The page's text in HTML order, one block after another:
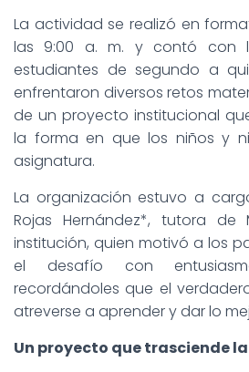
La actividad se realizó en
las 9:00 a. m. y contó con
estudiantes de segundo a
enfrentaron diversos retos
de un proyecto institucional
la forma en que los niños y
asignatura.
La organización estuvo a
Rojas Hernández*, tutora
institución, quien motivó a los
el desafío con
recordándoles que el
atreverse a aprender y dar lo
Un proyecto que trasciende